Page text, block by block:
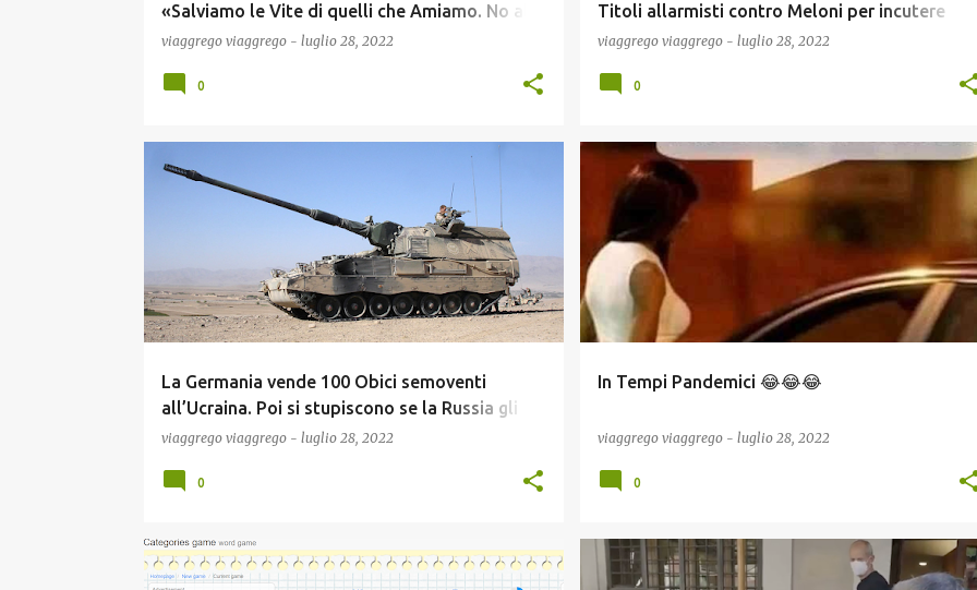
«Salviamo le Vite di quelli che Amiamo. No alla
Quarta Dose»! (Video)!
viaggrego viaggrego - luglio 28, 2022
0
Titoli allarmisti contro Meloni per incutere
paura agli italiani !
viaggrego viaggrego - luglio 28, 2022
0
La Germania vende 100 Obici semoventi
all’Ucraina. Poi si stupiscono se la Russia gli
taglia il Gas!
viaggrego viaggrego - luglio 28, 2022
ECONOMIA
0
In Tempi Pandemici 😂😂😂
viaggrego viaggrego - luglio 28, 2022
COVID19 MEME NEWS
0
INFORMATICA E TECNOLOGIA NEWS COVID19 NEWS POLITICA